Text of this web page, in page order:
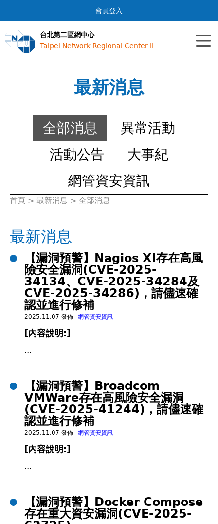
Jump to navigation
會員登入
台北第二區網中心
Taipei Network Regional Center II
最新消息
全部消息
異常活動
活動公告
大事紀
網管資安資訊
您
在
這
首頁 > 最新消息 > 全部消息
最新消息
【漏洞預警】Nagios XI存在高風
險安全漏洞(CVE-2025-
34134、CVE-2025-34284及
CVE-2025-34286)，請儘速確
認並進行修補
2025.11.07 發佈 網管資安資訊
[內容說明:]
...
【漏洞預警】Broadcom
VMWare存在高風險安全漏洞
(CVE-2025-41244)，請儘速確
認並進行修補
2025.11.07 發佈 網管資安資訊
[內容說明:]
...
【漏洞預警】Docker Compose
存在重大資安漏洞(CVE-2025-